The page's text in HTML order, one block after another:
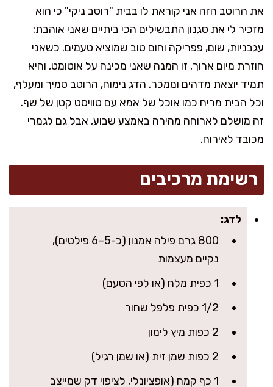
את הרוטב הזה אני קוראת לו בבית "רוטב ניקי" כי הוא
מזכיר לי את סגנון התבשילים הכי ביתיים שאני אוהבת:
עגבניות, שום, פפריקה וחום טוב שמוציא טעמים. כשאני
חוזרת מיום ארוך, זו המנה שאני מכינה על אוטומט, והיא
תמיד יוצאת מדהים וממכר. הדג נימוח, הרוטב סמיך ומעלף,
וכל הבית מריח כמו אוכל של אמא עם טוויסט קטן של שף.
זה מושלם לארוחה מהירה באמצע שבוע, אבל גם לגמרי
מכובד לאירוח.
רשימת מרכיבים
לדג:
800 גרם פילה אמנון (כ-5–6 פילטים),
נקיים מעצמות
1 כפית מלח (או לפי הטעם)
1/2 כפית פלפל שחור
2 כפות מיץ לימון
2 כפות שמן זית (או שמן רגיל)
1 כף קמח (אופציונלי, לציפוי דק שמייצב